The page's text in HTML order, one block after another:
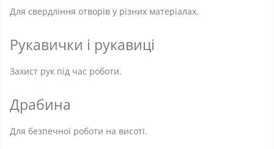
Для свердління отворів у різних матеріалах.
Рукавички і рукавиці
Захист рук під час роботи.
Драбина
Для безпечної роботи на висоті.